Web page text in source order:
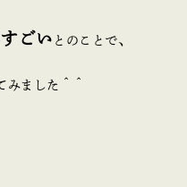
ごい とのことで、
みました＾＾